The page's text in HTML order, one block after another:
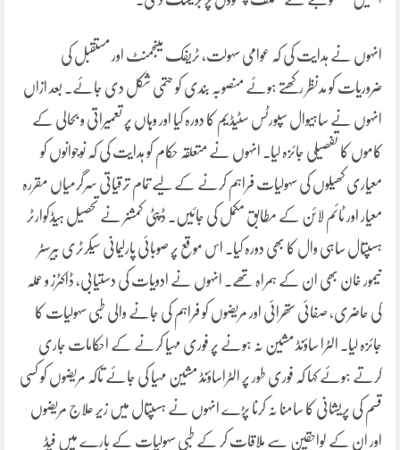
انہوں نے ہدایت کی کہ عوامی سہولت، ٹریفک مینجمنٹ اور مستقبل کی
ضروریات کو مدنظر رکھتے ہوئے منصوبہ بندی کو حتمی شکل دی جائے۔ بعد ازاں
انہوں نے ساہیوال سپورٹس سٹیڈیم کا دورہ کیا اور وہاں پر تعمیراتی و بحالی کے
کاموں کا تفصیلی جائزہ لیا۔ انہوں نے متعلقہ حکام کو ہدایت کی کہ نوجوانوں کو
معیاری کھیلوں کی سہولیات فراہم کرنے کے لیے تمام ترقیاتی سرگرمیاں مقررہ
معیار اور ٹائم لائن کے مطابق مکمل کی جائیں۔ ڈپٹی کمشنر نے تحصیل ہیڈکوارٹر
ہسپتال ساہی وال کا بھی دورہ کیا۔ اس موقع پر صوبائی پارلیمانی سیکرٹری بیرسٹر
تیمور خان بھی ان کے ہمراہ تھے۔ انہوں نے ادویات کی دستیابی، ڈاکٹرز و عملہ
کی حاضری، صفائی ستھرائی اور مریضوں کو فراہم کی جانے والی طبی سہولیات کا
جائزہ لیا۔ الٹرا ساؤنڈ مشین نہ ہونے پر فوری مہیا کرنے کے احکامات جاری
کرتے ہوئے کہا کہ فوری طور پر الٹراساؤنڈ مشین مہیا کی جائے تاکہ مریضوں کو کسی
قسم کی پریشانی کا سامنا نہ کرنا پڑے انہوں نے ہسپتال میں زیر علاج مریضوں
اور ان کے لواحقین سے ملاقات کر کے طبی سہولیات کے بارے میں فیڈ